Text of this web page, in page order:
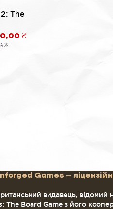
The
₴
Games —
видавець, відомий
The Board Game з його